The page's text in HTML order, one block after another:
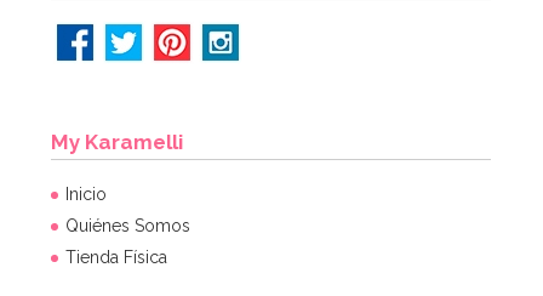
My Karamelli
Inicio
Quiénes Somos
Tienda Física